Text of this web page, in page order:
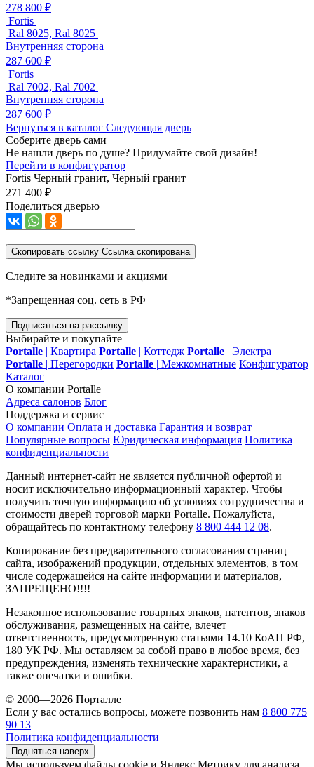
278 800 ₽
Fortis
Ral 8025, Ral 8025
Внутренняя сторона
287 600 ₽
Fortis
Ral 7002, Ral 7002
Внутренняя сторона
287 600 ₽
Вернуться в каталог Следующая дверь
Соберите дверь сами
Не нашли дверь по душе? Придумайте свой дизайн!
Перейти в конфигуратор
Fortis Черный гранит, Черный гранит
271 400 ₽
Поделиться дверью
Скопировать ссылку Ссылка скопирована
Следите за новинками и акциями
*Запрещенная соц. сеть в РФ
Подписаться на рассылку
Выбирайте и покупайте
Portalle | Квартира Portalle | Коттедж Portalle | Электра
Portalle | Перегородки Portalle | Межкомнатные Конфигуратор
Каталог
О компании Portalle
Адреса салонов Блог
Поддержка и сервис
О компании Оплата и доставка Гарантия и возврат
Популярные вопросы Юридическая информация Политика
конфиденциальности
Данный интернет-сайт не является публичной офертой и
носит исключительно информационный характер. Чтобы
получить точную информацию об условиях сотрудничества и
стоимости дверей торговой марки Portalle. Пожалуйста,
обращайтесь по контактному телефону 8 800 444 12 08.
Копирование без предварительного согласования страниц
сайта, изображений продукции, отдельных элементов, в том
числе содержащейся на сайте информации и материалов,
ЗАПРЕЩЕНО!!!!
Незаконное использование товарных знаков, патентов, знаков
обслуживания, размещенных на сайте, влечет
ответственность, предусмотренную статьями 14.10 КоАП РФ,
180 УК РФ. Мы оставляем за собой право в любое время, без
предупреждения, изменять технические характеристики, а
также опечатки и ошибки.
© 2000—2026 Порталле
Если у вас остались вопросы, можете позвонить нам 8 800 775
90 13
Политика конфиденциальности
Подняться наверх
Мы используем файлы cookie и Яндекс.Метрику для анализа